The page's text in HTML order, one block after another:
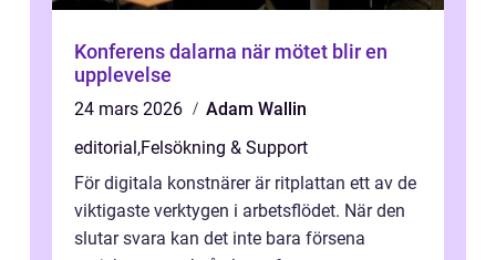
Konferens dalarna när mötet blir en
upplevelse
24 mars 2026
Adam Wallin
editorial ,Felsökning & Support
För digitala konstnärer är ritplattan ett av de
viktigaste verktygen i arbetsflödet. När den
slutar svara kan det inte bara försena